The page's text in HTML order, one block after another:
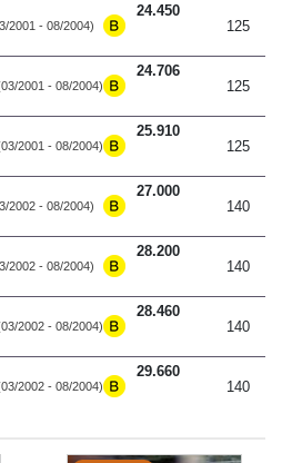
2001 - 08/2004)
24.450
125
2001 - 08/2004)
24.706
125
2001 - 08/2004)
25.910
125
2002 - 08/2004)
27.000
140
2002 - 08/2004)
28.200
140
2002 - 08/2004)
28.460
140
2002 - 08/2004)
29.660
140